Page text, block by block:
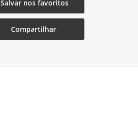
Salvar nos favoritos
Compartilhar